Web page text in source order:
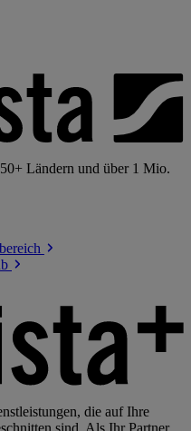
Ländern und über 1 Mio.
die auf Ihre
sind. Als Ihr Partner